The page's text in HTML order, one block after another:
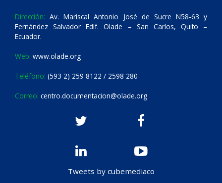
Dirección: Av. Mariscal Antonio José de Sucre N58-63 y
Fernández Salvador Edif. Olade – San Carlos, Quito –
Ecuador.
Web: www.olade.org
Teléfono: (593 2) 259 8122 / 2598 280
Correo: centro.documentacion@olade.org
Tweets by cubemediaco